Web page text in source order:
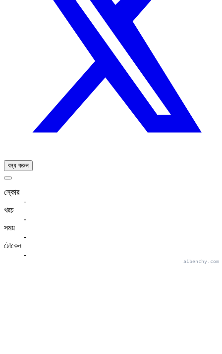
বন্ধ করুন
স্কোর
-
খরচ
-
সময়
-
টোকেন
-